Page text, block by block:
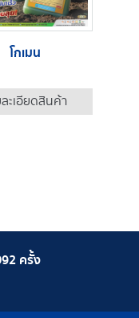
โกเมน
ะเอียดสินค้า
ครั้ง